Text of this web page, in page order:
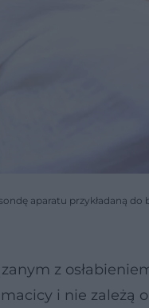
aparatu przykładaną
z
i nie zależą